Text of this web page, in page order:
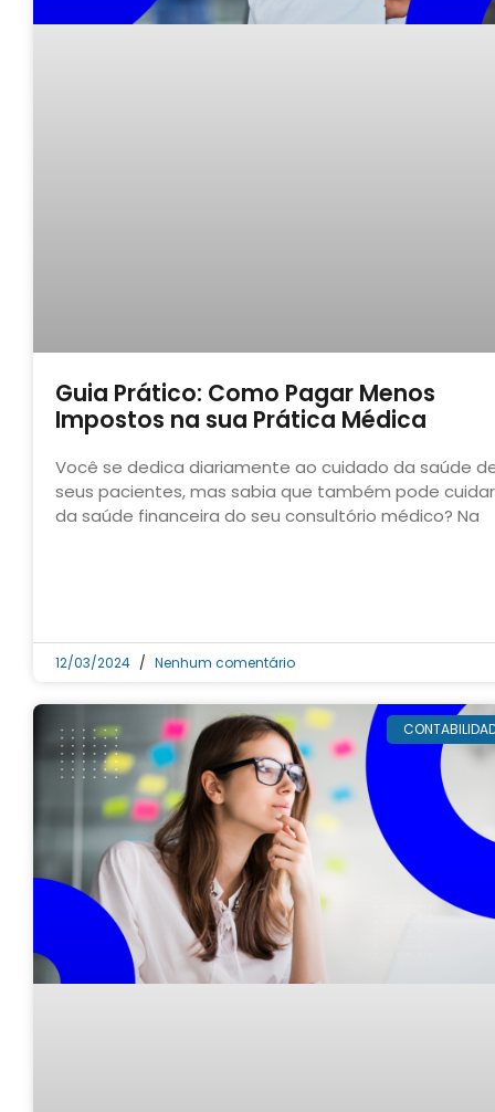
Guia Prático: Como Pagar Menos
Impostos na sua Prática Médica
Você se dedica diariamente ao cuidado da saúde
seus pacientes, mas sabia que também pode cuidar
da saúde financeira do seu consultório médico? Na
12/03/2024 Nenhum comentário